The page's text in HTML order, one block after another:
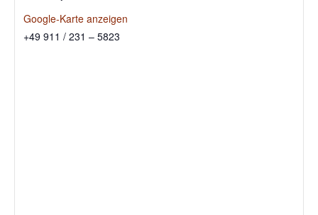
Google-Karte anzeigen
+49 911 / 231 – 5823